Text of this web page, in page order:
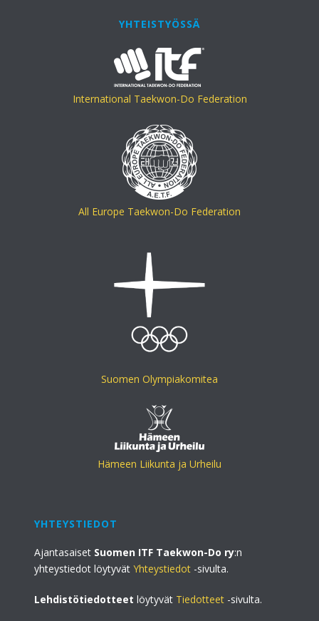
YHTEISTYÖSSÄ
International Taekwon-Do Federation
All Europe Taekwon-Do Federation
Suomen Olympiakomitea
Hämeen Liikunta ja Urheilu
YHTEYSTIEDOT
Ajantasaiset Suomen ITF Taekwon-Do ry:n
yhteystiedot löytyvätYhteystiedot -sivulta.
Lehdistötiedotteet löytyvät Tiedotteet -sivulta.